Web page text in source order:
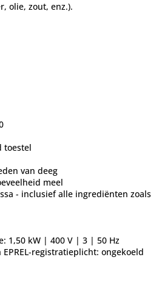
olie, zout, enz.).
toestel
van deeg
meel
- inclusief alle ingrediënten zoals
1,50 kW | 400 V | 3 | 50 Hz
EPREL-registratieplicht: ongekoeld